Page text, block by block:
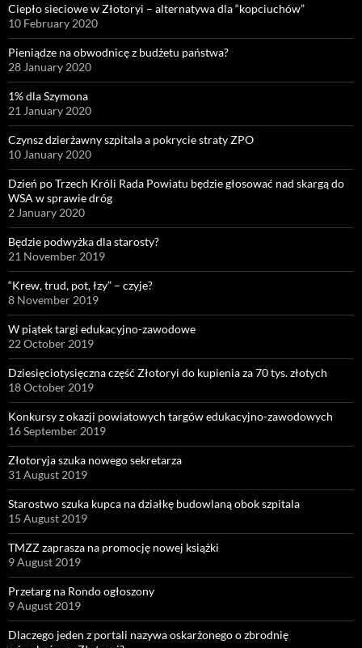
Ciepło sieciowe w Złotoryi – alternatywa dla “kopciuchów”
10 February 2020
Pieniądze na obwodnicę z budżetu państwa?
28 January 2020
1% dla Szymona
21 January 2020
Czynsz dzierżawny szpitala a pokrycie straty ZPO
10 January 2020
Dzień po Trzech Króli Rada Powiatu będzie głosować nad skargą do
WSA w sprawie dróg
2 January 2020
Będzie podwyżka dla starosty?
21 November 2019
“Krew, trud, pot, łzy” – czyje?
8 November 2019
W piątek targi edukacyjno-zawodowe
22 October 2019
Dziesięciotysięczna część Złotoryi do kupienia za 70 tys. złotych
18 October 2019
Konkursy z okazji powiatowych targów edukacyjno-zawodowych
16 September 2019
Złotoryja szuka nowego sekretarza
31 August 2019
Starostwo szuka kupca na działkę budowlaną obok szpitala
15 August 2019
TMZZ zaprasza na promocję nowej książki
9 August 2019
Przetarg na Rondo ogłoszony
9 August 2019
Dlaczego jeden z portali nazywa oskarżonego o zbrodnię